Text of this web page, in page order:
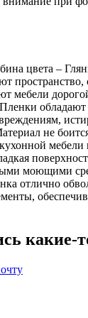
цвета –
пространство,
мебели
не
моющими
отлично
какие-